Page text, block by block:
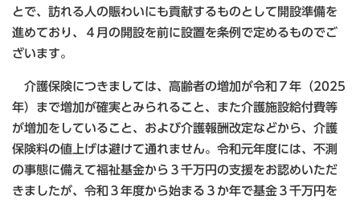
とで、訪れる人の賑わいにも貢献するものとして開設準備を
進めており、４月の開設を前に設置を条例で定めるものでご
ざいます。
介護保険につきましては、高齢者の増加が令和７年（2025
年）まで増加が確実とみられること、また介護施設給付費等
が増加をしていること、および介護報酬改定などから、介護
保険料の値上げは避けて通れません。令和元年度には、不測
の事態に備えて福祉基金から３千万円の支援をお認めいただ
きましたが、令和３年度から始まる３か年で基金３千万円を